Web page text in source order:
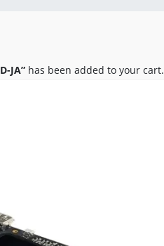
JA” has been added to your cart.